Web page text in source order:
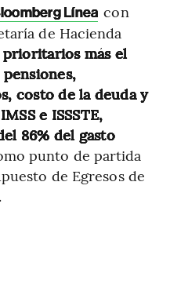
Línea con
de Hacienda
prioritarios más el
costo de la deuda y
e ISSSTE,
86% del gasto
punto de partida
de Egresos de